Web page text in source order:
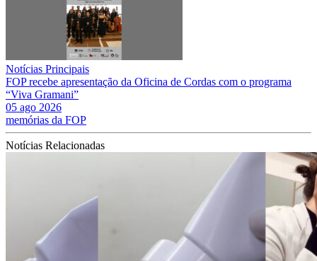
Notícias Principais
FOP recebe apresentação da Oficina de Cordas com o programa
“Viva Gramani”
05 ago 2026
memórias da FOP
Notícias Relacionadas